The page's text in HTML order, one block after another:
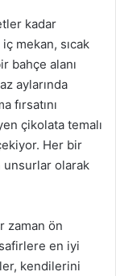
kadar
mekan, sıcak
bahçe alanı
aylarında
fırsatını
çikolata temalı
Her bir
unsurlar olarak
zaman ön
en iyi
kendilerini